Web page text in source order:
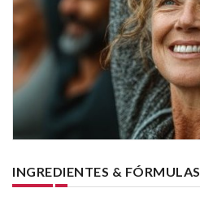
INGREDIENTES & FÓRMULAS